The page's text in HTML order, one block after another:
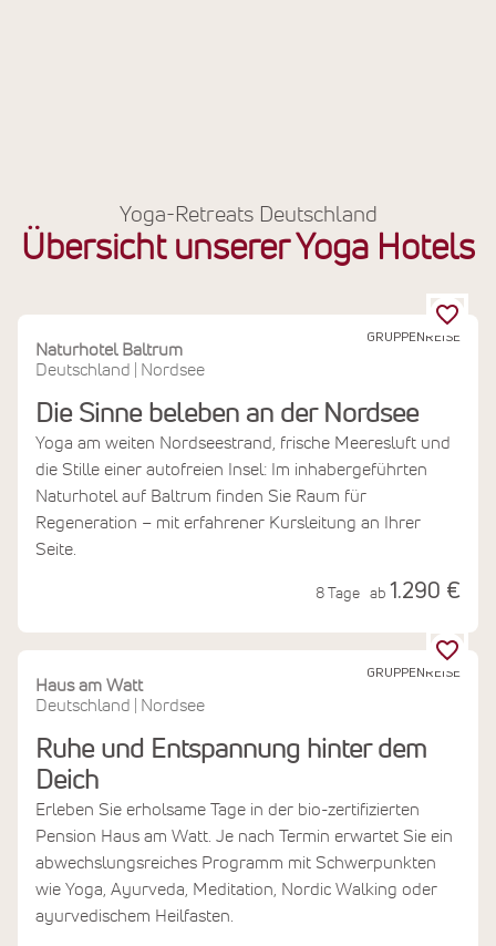
Yoga-Retreats Deutschland
Übersicht unserer Yoga Hotels
GRUPPENREISE
Naturhotel Baltrum
Deutschland
Nordsee
Die Sinne beleben an der Nordsee
Yoga am weiten Nordseestrand, frische Meeresluft und
die Stille einer autofreien Insel: Im inhabergeführten
Naturhotel auf Baltrum finden Sie Raum für
Regeneration – mit erfahrener Kursleitung an Ihrer
Seite.
8 Tage ab 1.290 €
GRUPPENREISE
Haus am Watt
Deutschland
Nordsee
Ruhe und Entspannung hinter dem
Deich
Erleben Sie erholsame Tage in der bio-zertifizierten
Pension Haus am Watt. Je nach Termin erwartet Sie ein
abwechslungsreiches Programm mit Schwerpunkten
wie Yoga, Ayurveda, Meditation, Nordic Walking oder
ayurvedischem Heilfasten.